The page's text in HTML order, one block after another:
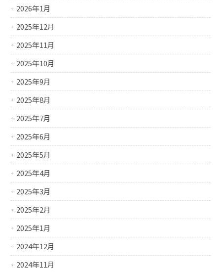
2026年1月
2025年12月
2025年11月
2025年10月
2025年9月
2025年8月
2025年7月
2025年6月
2025年5月
2025年4月
2025年3月
2025年2月
2025年1月
2024年12月
2024年11月